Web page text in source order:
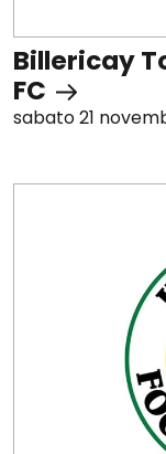
Billericay
FC
sabato 21